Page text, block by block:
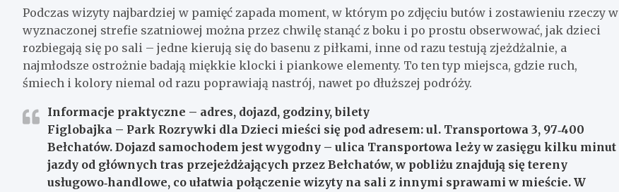
Podczas wizyty najbardziej w pamięć zapada moment, w którym po zdjęciu butów i zostawieniu rzeczy w
wyznaczonej strefie szatniowej można przez chwilę stanąć z boku i po prostu obserwować, jak dzieci
rozbiegają się po sali – jedne kierują się do basenu z piłkami, inne od razu testują zjeżdżalnie, a
najmłodsze ostrożnie badają miękkie klocki i piankowe elementy. To ten typ miejsca, gdzie ruch,
śmiech i kolory niemal od razu poprawiają nastrój, nawet po dłuższej podróży.
Informacje praktyczne – adres, dojazd, godziny, bilety
Figlobajka – Park Rozrywki dla Dzieci mieści się pod adresem: ul. Transportowa 3, 97‑400
Bełchatów. Dojazd samochodem jest wygodny – ulica Transportowa leży w zasięgu kilku minut
jazdy od głównych tras przejeżdżających przez Bełchatów, w pobliżu znajdują się tereny
usługowo‑handlowe, co ułatwia połączenie wizyty na sali z innymi sprawami w mieście. W